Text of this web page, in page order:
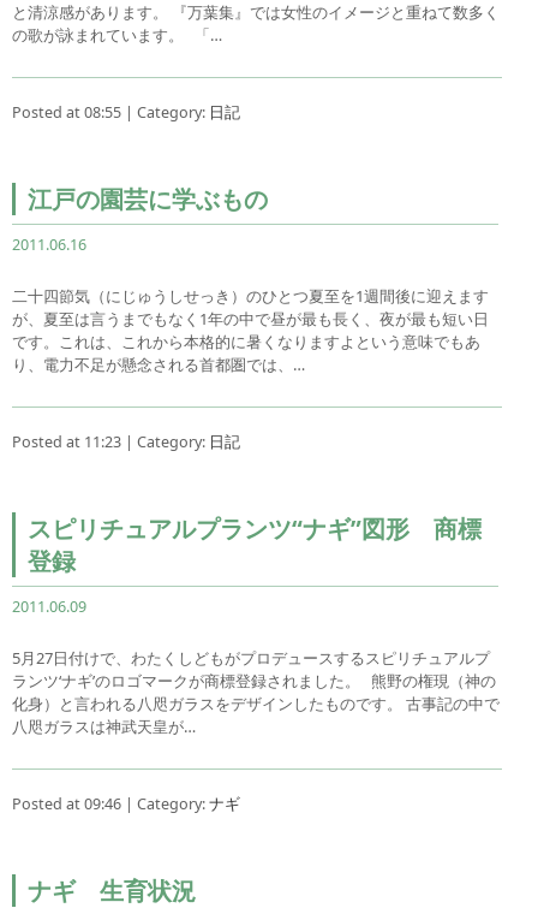
と清涼感があります。 『万葉集』では女性のイメージと重ねて数多く
の歌が詠まれています。 「…
Posted at 08:55 | Category: 日記
江戸の園芸に学ぶもの
2011.06.16
二十四節気（にじゅうしせっき）のひとつ夏至を1週間後に迎えます
が、夏至は言うまでもなく1年の中で昼が最も長く、夜が最も短い日
です。これは、これから本格的に暑くなりますよという意味でもあ
り、電力不足が懸念される首都圏では、…
Posted at 11:23 | Category: 日記
スピリチュアルプランツ“ナギ”図形 商標
登録
2011.06.09
5月27日付けで、わたくしどもがプロデュースするスピリチュアルプ
ランツ‘ナギ’のロゴマークが商標登録されました。 熊野の権現（神の
化身）と言われる八咫ガラスをデザインしたものです。 古事記の中で
八咫ガラスは神武天皇が…
Posted at 09:46 | Category:ナギ
ナギ 生育状況